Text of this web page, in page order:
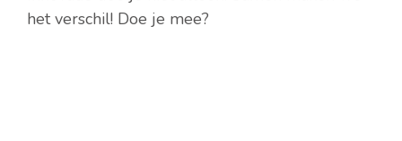
het verschil! Doe je mee?